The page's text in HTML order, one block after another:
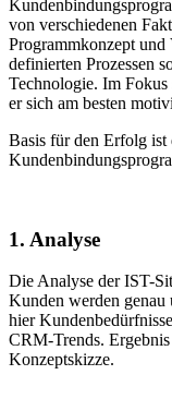
von verschiedenen
Programmkonzept und
definierten Prozessen
Technologie. Im Fokus
er sich am besten
Basis für den Erfolg
1. Analyse
Die Analyse der IST-
Kunden werden genau
hier
CRM-Trends.
Konzeptskizze.